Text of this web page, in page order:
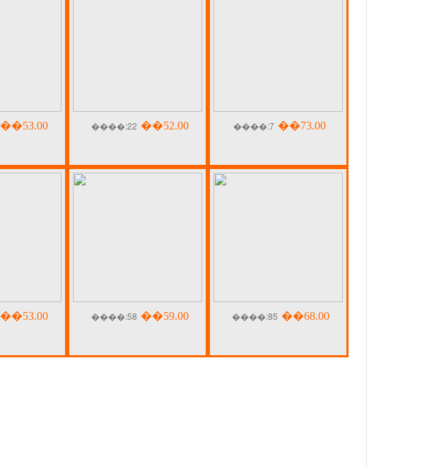
��53.00 ����:22 ��52.00 ����:7 ��73.00
��53.00 ����:58 ��59.00 ����:85 ��68.00